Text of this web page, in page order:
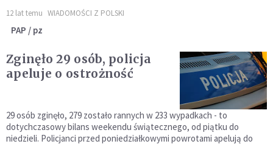
12 lat temu WIADOMOŚCI Z POLSKI
PAP / pz
Zginęło 29 osób, policja
apeluje o ostrożność
29 osób zginęło, 279 zostało rannych w 233 wypadkach - to
dotychczasowy bilans weekendu świątecznego, od piątku do
niedzieli. Policjanci przed poniedziałkowymi powrotami apelują do